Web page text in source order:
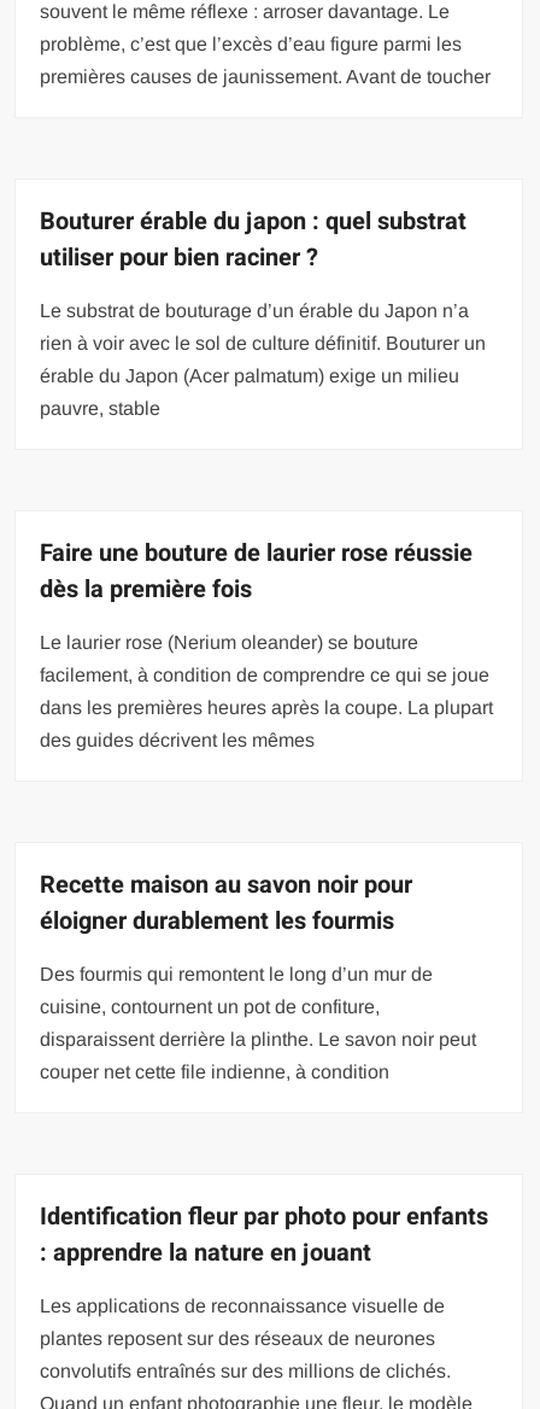
souvent le même réflexe : arroser davantage. Le
problème, c’est que l’excès d’eau figure parmi les
premières causes de jaunissement. Avant de toucher
Bouturer érable du japon : quel substrat
utiliser pour bien raciner ?
Le substrat de bouturage d’un érable du Japon n’a
rien à voir avec le sol de culture définitif. Bouturer un
érable du Japon (Acer palmatum) exige un milieu
pauvre, stable
Faire une bouture de laurier rose réussie
dès la première fois
Le laurier rose (Nerium oleander) se bouture
facilement, à condition de comprendre ce qui se joue
dans les premières heures après la coupe. La plupart
des guides décrivent les mêmes
Recette maison au savon noir pour
éloigner durablement les fourmis
Des fourmis qui remontent le long d’un mur de
cuisine, contournent un pot de confiture,
disparaissent derrière la plinthe. Le savon noir peut
couper net cette file indienne, à condition
Identification fleur par photo pour enfants
: apprendre la nature en jouant
Les applications de reconnaissance visuelle de
plantes reposent sur des réseaux de neurones
convolutifs entraînés sur des millions de clichés.
Quand un enfant photographie une fleur, le modèle